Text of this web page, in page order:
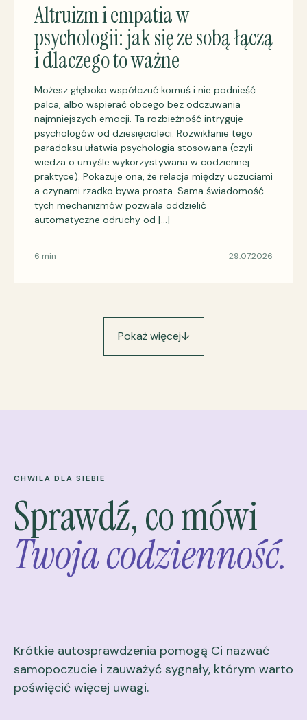
Altruizm i empatia w
psychologii: jak się ze sobą łączą
i dlaczego to ważne
Możesz głęboko współczuć komuś i nie podnieść
palca, albo wspierać obcego bez odczuwania
najmniejszych emocji. Ta rozbieżność intryguje
psychologów od dziesięcioleci. Rozwikłanie tego
paradoksu ułatwia psychologia stosowana (czyli
wiedza o umyśle wykorzystywana w codziennej
praktyce). Pokazuje ona, że relacja między uczuciami
a czynami rzadko bywa prosta. Sama świadomość
tych mechanizmów pozwala oddzielić
automatyczne odruchy od […]
6 min 29.07.2026
Pokaż więcej↓
CHWILA DLA SIEBIE
Sprawdź, co mówi
Twoja codzienność.
Krótkie autosprawdzenia pomogą Ci nazwać
samopoczucie i zauważyć sygnały, którym warto
poświęcić więcej uwagi.